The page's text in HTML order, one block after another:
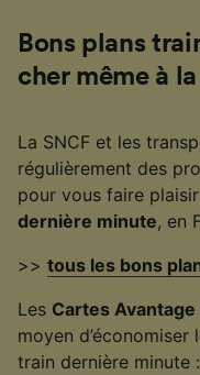
Bons plans
cher même à
La SNCF et les
régulièrement des
pour vous faire
dernière minute, en
>> tous les bons
Les Cartes Avantage
moyen
train dernière minute :